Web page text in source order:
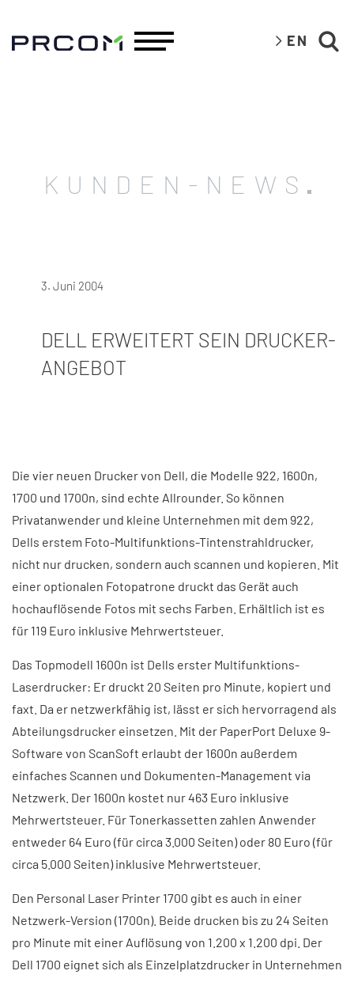
EN
KUNDEN-NEWS
3. Juni 2004
DELL ERWEITERT SEIN DRUCKER-
ANGEBOT
Die vier neuen Drucker von Dell, die Modelle 922, 1600n,
1700 und 1700n, sind echte Allrounder. So können
Privatanwender und kleine Unternehmen mit dem 922,
Dells erstem Foto-Multifunktions-Tintenstrahldrucker,
nicht nur drucken, sondern auch scannen und kopieren. Mit
einer optionalen Fotopatrone druckt das Gerät auch
hochauflösende Fotos mit sechs Farben. Erhältlich ist es
für 119 Euro inklusive Mehrwertsteuer.
Das Topmodell 1600n ist Dells erster Multifunktions-
Laserdrucker: Er druckt 20 Seiten pro Minute, kopiert und
faxt. Da er netzwerkfähig ist, lässt er sich hervorragend als
Abteilungsdrucker einsetzen. Mit der PaperPort Deluxe 9-
Software von ScanSoft erlaubt der 1600n außerdem
einfaches Scannen und Dokumenten-Management via
Netzwerk. Der 1600n kostet nur 463 Euro inklusive
Mehrwertsteuer. Für Tonerkassetten zahlen Anwender
entweder 64 Euro (für circa 3.000 Seiten) oder 80 Euro (für
circa 5.000 Seiten) inklusive Mehrwertsteuer.
Den Personal Laser Printer 1700 gibt es auch in einer
Netzwerk-Version (1700n). Beide drucken bis zu 24 Seiten
pro Minute mit einer Auflösung von 1.200 x 1.200 dpi. Der
Dell 1700 eignet sich als Einzelplatzdrucker in Unternehmen